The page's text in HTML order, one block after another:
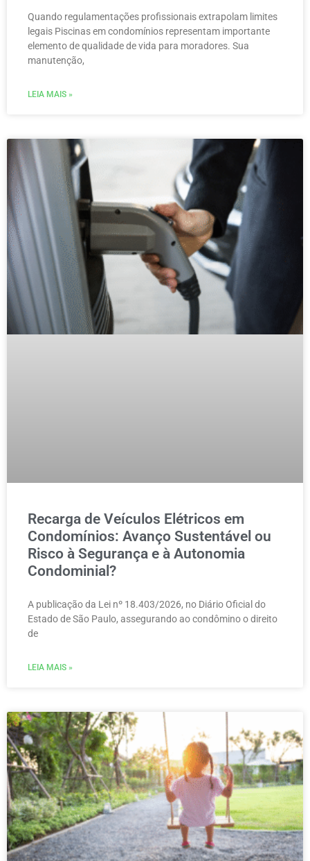
Quando regulamentações profissionais extrapolam limites
legais Piscinas em condomínios representam importante
elemento de qualidade de vida para moradores. Sua
manutenção,
LEIA MAIS »
Recarga de Veículos Elétricos em
Condomínios: Avanço Sustentável ou
Risco à Segurança e à Autonomia
Condominial?
A publicação da Lei nº 18.403/2026, no Diário Oficial do
Estado de São Paulo, assegurando ao condômino o direito
de
LEIA MAIS »